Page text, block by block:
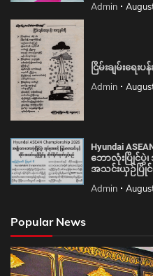
Admin
ငြိမ်းချမ်းရေး
Admin
Hyundai
ဘောလုံးပြိုင်ပွဲ
အသင်းယှဉ်ပ
Admin
Popular News